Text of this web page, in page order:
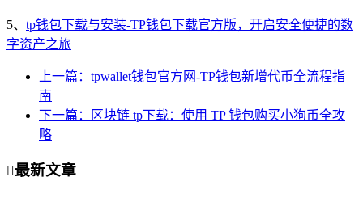
5、 tp钱包下载与安装-TP钱包下载官方版，开启安全便捷的数
字资产之旅
上一篇：tpwallet钱包官方网-TP钱包新增代币全流程指
南
下一篇：区块链 tp下载：使用 TP 钱包购买小狗币全攻
略
最新文章